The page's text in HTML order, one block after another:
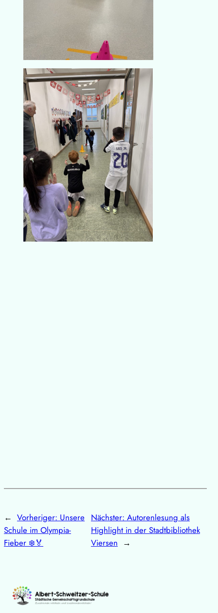
← Vorheriger: Unsere
Schule im Olympia-
Fieber ❄️🏅
Nächster: Autorenlesung als
Highlight in der Stadtbibliothek
Viersen →